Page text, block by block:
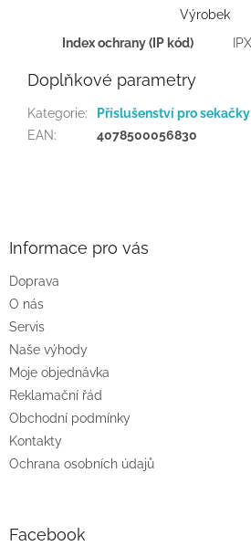
Výrobek
Index ochrany (IP kód)
Doplňkové parametry
Kategorie:
Příslušenství pro
EAN: 4078500056830
Informace pro vás
Doprava
O nás
Servis
Naše výhody
Moje objednávka
Reklamační řád
Obchodní podmínky
Kontakty
Ochrana osobních údajů
Facebook